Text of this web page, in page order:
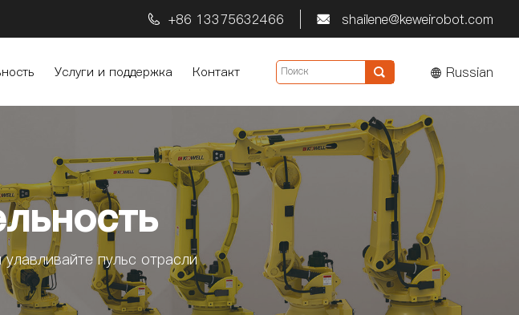
 +86 13375632466  shailene@keweirobot.com
Услуги и поддержка Контакт  Russian
пульс отрасли